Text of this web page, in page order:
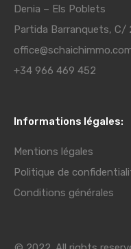
Denia – Els Poblets
Partida Barranquets, C/
+34 966 469 452
Informations légales:
Mentions légales
Politique de
Conditions générales